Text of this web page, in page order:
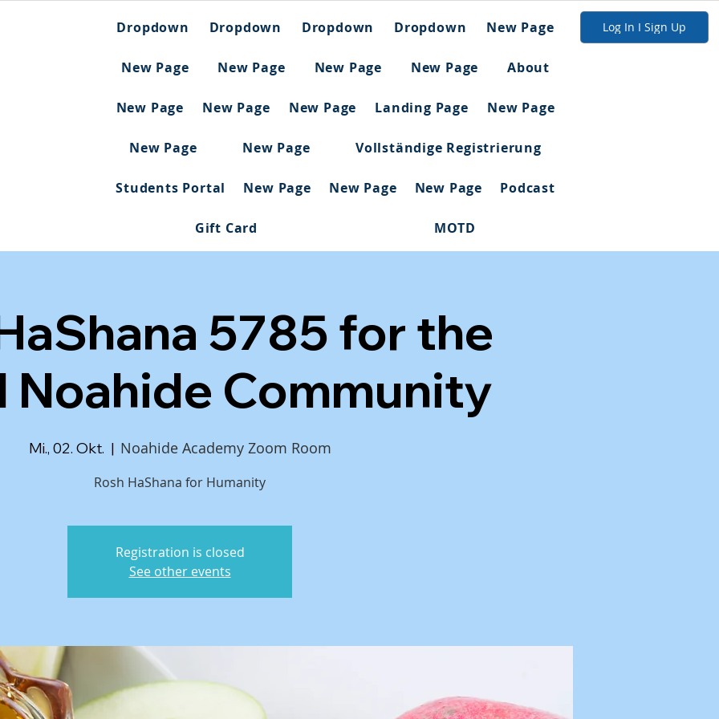
Dropdown Dropdown Dropdown Dropdown New Page
New Page New Page New Page New Page About
New Page New Page New Page Landing Page New Page
New Page New Page Vollständige Registrierung
Students Portal New Page New Page New Page Podcast
Gift Card MOTD
Log In I Sign Up
5785 for the
Noahide Community
Mi., 02. Okt.
  |
Noahide Academy Zoom Room
Rosh HaShana for Humanity
Registration is closed
See other events